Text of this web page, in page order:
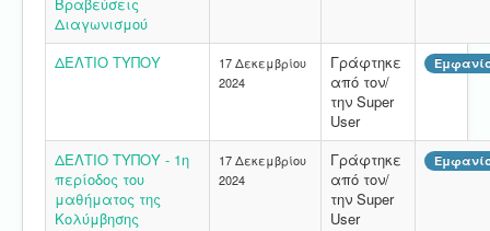
Βραβεύσεις
Διαγωνισμού
ΔΕΛΤΙΟ ΤΥΠΟΥ
17 Δεκεμβρίου
2024
Γράφτηκε
από τον/
την Super
User
ΔΕΛΤΙΟ ΤΥΠΟΥ - 1η
περίοδος του
μαθήματος της
Κολύμβησης
17 Δεκεμβρίου
2024
Γράφτηκε
από τον/
την Super
User